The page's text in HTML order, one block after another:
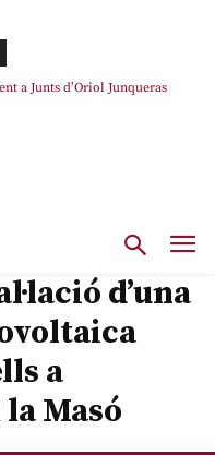
a Junts d’Oriol Junqueras
d’una
a
Masó